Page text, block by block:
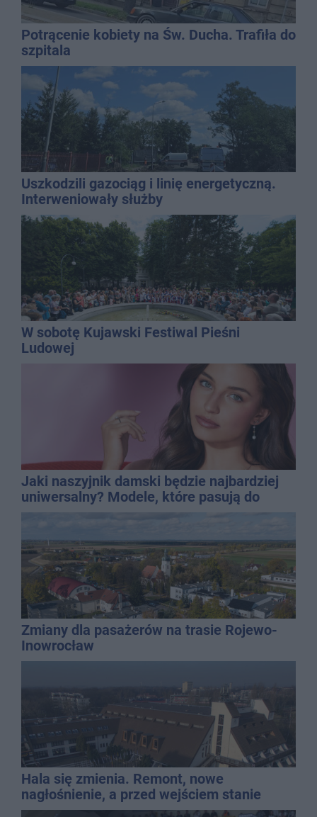
Potrącenie kobiety na Św. Ducha. Trafiła do
szpitala
Uszkodzili gazociąg i linię energetyczną.
Interweniowały służby
W sobotę Kujawski Festiwal Pieśni
Ludowej
Jaki naszyjnik damski będzie najbardziej
uniwersalny? Modele, które pasują do
wielu stylizacji
Zmiany dla pasażerów na trasie Rojewo-
Inowrocław
Hala się zmienia. Remont, nowe
nagłośnienie, a przed wejściem stanie
QEMETICA ARENA